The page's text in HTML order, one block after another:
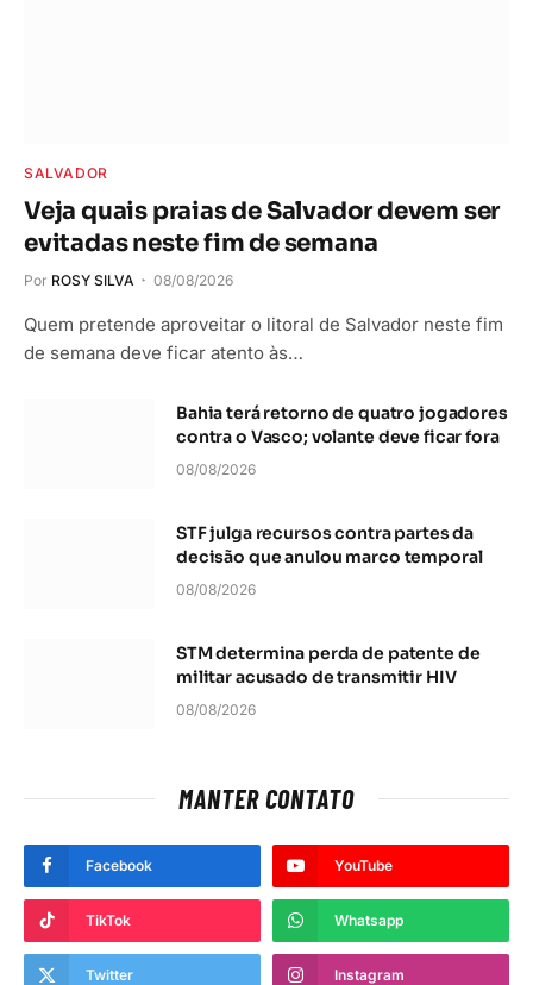
SALVADOR
Veja quais praias de Salvador devem ser
evitadas neste fim de semana
Por ROSY SILVA 08/08/2026
Quem pretende aproveitar o litoral de Salvador neste fim
de semana deve ficar atento às…
Bahia terá retorno de quatro jogadores
contra o Vasco; volante deve ficar fora
08/08/2026
STF julga recursos contra partes da
decisão que anulou marco temporal
08/08/2026
STM determina perda de patente de
militar acusado de transmitir HIV
08/08/2026
MANTER CONTATO
Facebook YouTube
TikTok Whatsapp
Twitter Instagram